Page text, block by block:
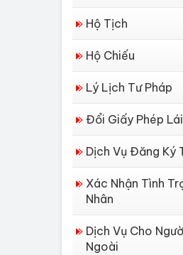
Hộ Tịch
Hộ Chiếu
Lý Lịch Tư Pháp
Đổi Giấy Phép
Dịch Vụ Đăng Ký
Xác Nhận Tình
Nhân
Dịch Vụ Cho
Ngoài